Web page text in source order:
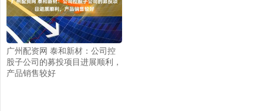
广州配资网 泰和新材：公司控
股子公司的募投项目进展顺利，
产品销售较好